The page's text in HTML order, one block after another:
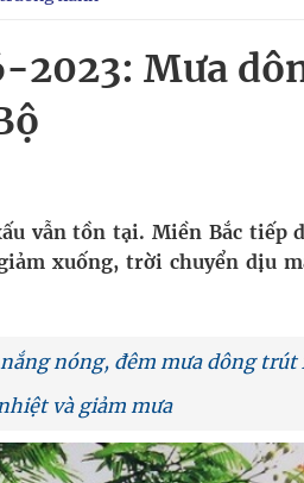
và cộng đồng
không đăng ký khám theo yêu
Mưa
vẫn tồn tại. Miền Bắc tiếp
xuống, trời chuyển dịu
nóng, đêm mưa dông trút
và giảm mưa